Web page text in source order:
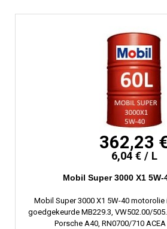
362,23
6,04 € / L
Mobil Super 3000 X1 5W-
Mobil Super 3000 X1 5W-40
goedgekeurde MB229.3, VW502.00/
Porsche A40, RN0700/710